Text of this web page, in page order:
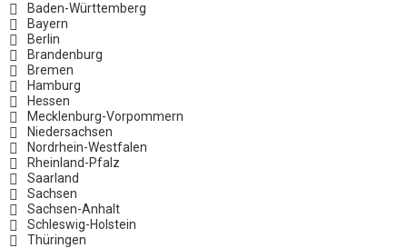
Baden-Württemberg
Bayern
Berlin
Brandenburg
Bremen
Hamburg
Hessen
Mecklenburg-Vorpommern
Niedersachsen
Nordrhein-Westfalen
Rheinland-Pfalz
Saarland
Sachsen
Sachsen-Anhalt
Schleswig-Holstein
Thüringen